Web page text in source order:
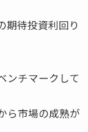
期待投資利回り
ンチマークして
ら市場の成熟が